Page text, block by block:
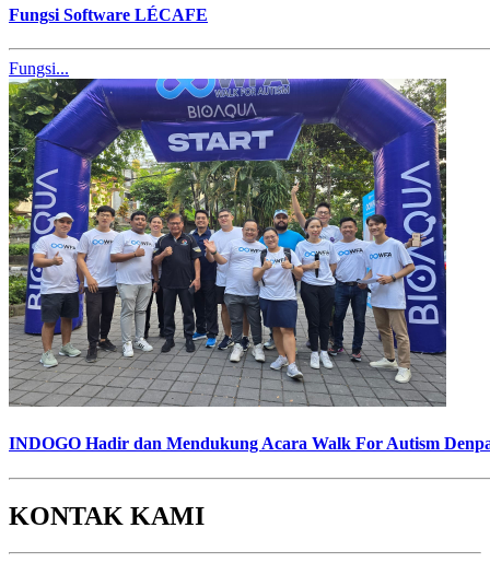
Fungsi Software LÉCAFE
Fungsi...
INDOGO Hadir dan Mendukung Acara Walk For Autism
KONTAK KAMI